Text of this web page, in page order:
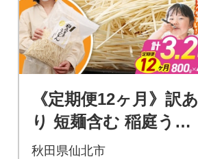
《定期便12ヶ月》訳あ
り 短麺含む 稲庭うど
ん 800g×4を12回|02_i
秋田県仙北市